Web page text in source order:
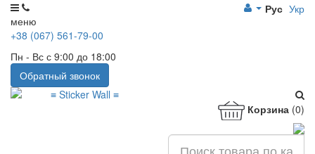
меню
Рус Укр
+38 (067) 561-79-00
Пн - Вс с 9:00 до 18:00
Обратный звонок
Корзина (0)